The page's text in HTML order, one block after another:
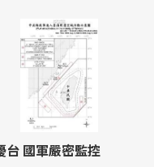
台 國軍嚴密監控